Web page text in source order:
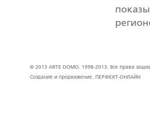
© 2013 ARTE DOMO. 1998-2013. Все права
Создание и продвижение. ПЕРФЕКТ-ОНЛАЙН